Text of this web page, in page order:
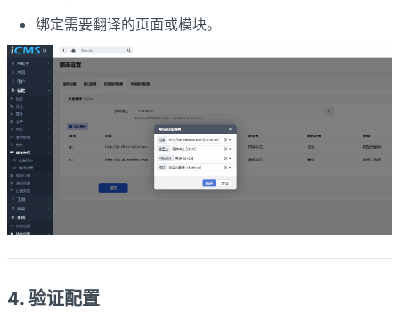
绑定需要翻译的页面或模块。
4. 验证配置